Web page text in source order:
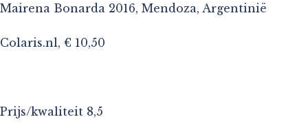
Mairena Bonarda 2016, Mendoza, Argentinië
Colaris.nl, € 10,50
Prijs/kwaliteit 8,5